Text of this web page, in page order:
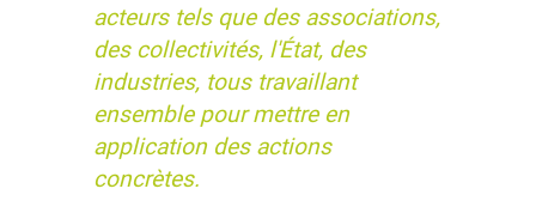
acteurs tels que des associations,
des collectivités, l'État, des
industries, tous travaillant
ensemble pour mettre en
application des actions
concrètes.